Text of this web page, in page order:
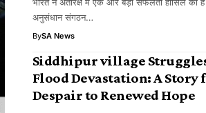
भारत ने अंतरिक्ष में एक और बड़ी सफलता हासिल की
अनुसंधान संगठन…
BySA News
Siddhipur village
Flood Devastation: A Story
Despair to Renewed Hope